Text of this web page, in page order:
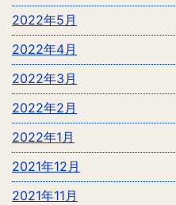
2022年5月
2022年4月
2022年3月
2022年2月
2022年1月
2021年12月
2021年11月